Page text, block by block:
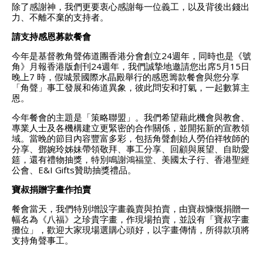
除了感謝神，我們更要衷心感謝每一位義工，以及背後出錢出
力、不離不棄的支持者。
請支持感恩募款餐會
今年是基督教角聲佈道團香港分會創立24週年，同時也是《號
角》月報香港版創刊24週年，我們誠摯地邀請您出席5月15日
晚上7 時，假城景國際水晶殿舉行的感恩籌款餐會與您分享
「角聲」事工發展和佈道異象，彼此問安和打氣，一起數算主
恩。
今年餐會的主題是「策略聯盟」。我們希望藉此機會與教會、
專業人士及各機構建立更緊密的合作關係，並開拓新的宣教領
域。當晚的節目內容豐富多彩，包括角聲創始人勞伯祥牧師的
分享、鄧婉玲姊妹帶領敬拜、事工分享、回顧與展望、自助愛
筵，還有禮物抽獎，特別鳴謝鴻福堂、美國太子行、香港聖經
公會、E&I Gifts贊助抽獎禮品。
寶叔捐贈字畫作拍賣
餐會當天，我們特別增設字畫義賣與拍賣，由寶叔慷慨捐贈一
幅名為《八福》之珍貴字畫，作現場拍賣，並設有「寶叔字畫
攤位」，歡迎大家現場選購心頭好，以字畫傳情，所得款項將
支持角聲事工。